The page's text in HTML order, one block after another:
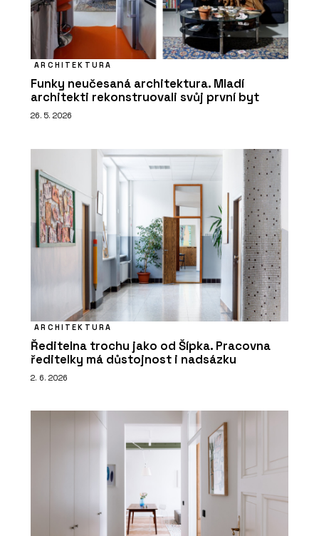
ARCHITEKTURA
Funky neučesaná architektura. Mladí
architekti rekonstruovali svůj první byt
26. 5. 2026
ARCHITEKTURA
Ředitelna trochu jako od Šípka. Pracovna
ředitelky má důstojnost i nadsázku
2. 6. 2026